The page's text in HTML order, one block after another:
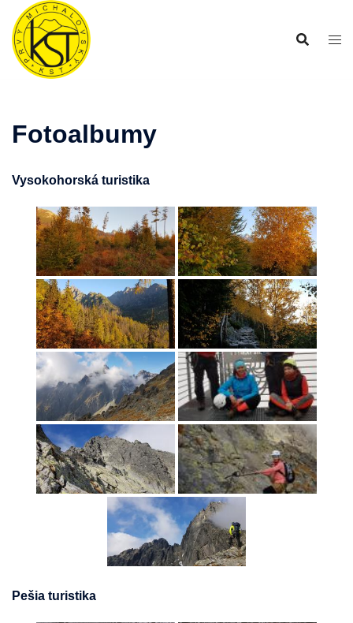
Preskočiť
obsah
Fotoalbumy
Vysokohorská turistika
Pešia turistika